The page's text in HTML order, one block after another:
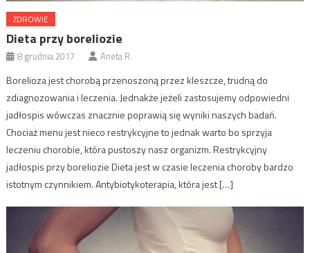
ZDROWIE
Dieta przy boreliozie
8 grudnia 2017 Aneta R.
Borelioza jest chorobą przenoszoną przez kleszcze, trudną do
zdiagnozowania i leczenia. Jednakże jeżeli zastosujemy odpowiedni
jadłospis wówczas znacznie poprawią się wyniki naszych badań.
Chociaż menu jest nieco restrykcyjne to jednak warto bo sprzyja
leczeniu chorobie, która pustoszy nasz organizm. Restrykcyjny
jadłospis przy boreliozie Dieta jest w czasie leczenia choroby bardzo
istotnym czynnikiem. Antybiotykoterapia, która jest […]